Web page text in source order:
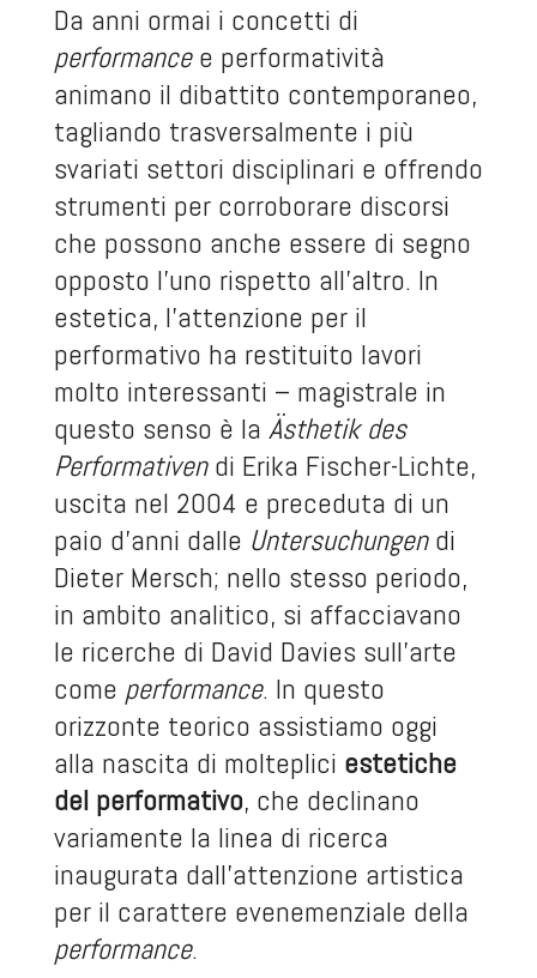
Da anni ormai i concetti di
performancee performatività
animano il dibattito contemporaneo,
tagliando trasversalmente i più
svariati settori disciplinari e offrendo
strumenti per corroborare discorsi
che possono anche essere di segno
opposto l’uno rispetto all’altro. In
estetica, l’attenzione per il
performativo ha restituito lavori
molto interessanti – magistrale in
questo senso è la Ästhetik des
Performativendi Erika Fischer-Lichte,
uscita nel 2004 e preceduta di un
paio d’anni dalle Untersuchungendi
Dieter Mersch; nello stesso periodo,
in ambito analitico, si affacciavano
le ricerche di David Davies sull’arte
come performance. In questo
orizzonte teorico assistiamo oggi
alla nascita di molteplici estetiche
del performativo, che declinano
variamente la linea di ricerca
inaugurata dall’attenzione artistica
per il carattere evenemenziale della
performance.